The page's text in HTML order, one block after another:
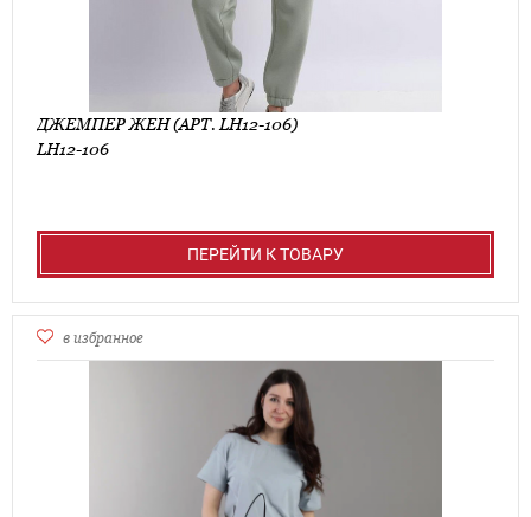
ДЖЕМПЕР ЖЕН (АРТ. LH12-106)
LH12-106
ПЕРЕЙТИ К ТОВАРУ
в избранное